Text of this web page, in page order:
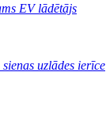
EV lādētājs
uzlādes ierīce